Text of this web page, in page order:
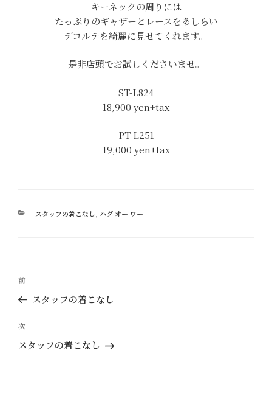
キーネックの周りには
たっぷりのギャザーとレースをあしらい
デコルテを綺麗に見せてくれます。
是非店頭でお試しくださいませ。
ST-L824
18,900 yen+tax
PT-L251
19,000 yen+tax
カ
スタッフの着こなし ハグ オー ワー
投
ナ
ビ
ゲ
過
去
投
稿
前
スタッフの着こなし
次
の
次
スタッフの着こなし